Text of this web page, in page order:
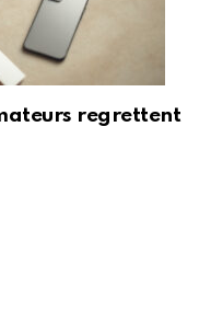
regrettent